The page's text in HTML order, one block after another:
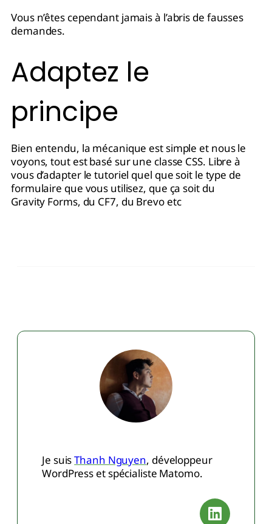
Vous n’êtes cependant jamais à l’abris de fausses
demandes.
Adaptez le
principe
Bien entendu, la mécanique est simple et nous le
voyons, tout est basé sur une classe CSS. Libre à
vous d’adapter le tutoriel quel que soit le type de
formulaire que vous utilisez, que ça soit du
Gravity Forms, du CF7, du Brevo etc
Je suisThanh Nguyen, développeur
WordPress et spécialiste Matomo.